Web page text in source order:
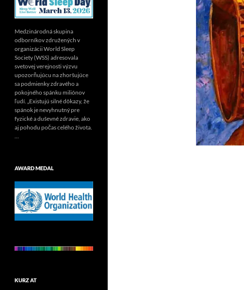
Medzinárodná skupina
odborníkov združených v
organizácii World Sleep
Society (WSS) adresovala
svetovej verejnosti výzvu
upozorňujúcu na zhoršujúce
sa podmienky zdravého a
pokojného spánku miliónov
ľudí. „Existujú silné dôkazy, že
spánok je nevyhnutný pre
fyzické a duševné zdravie, ako
aj pohodu počas celého života.
…
AWARD MEDAL
KURZ AT